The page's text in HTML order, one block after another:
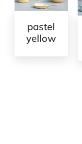
pastel
yellow